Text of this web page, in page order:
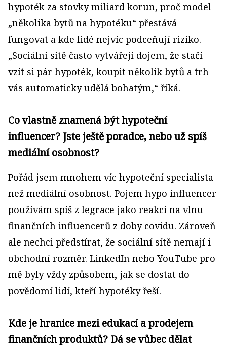
hypoték za stovky miliard korun, proč model
„několika bytů na hypotéku“ přestává
fungovat a kde lidé nejvíc podceňují riziko.
„Sociální sítě často vytvářejí dojem, že stačí
vzít si pár hypoték, koupit několik bytů a trh
vás automaticky udělá bohatým,“ říká.
Co vlastně znamená být hypoteční
influencer? Jste ještě poradce, nebo už spíš
mediální osobnost?
Pořád jsem mnohem víc hypoteční specialista
než mediální osobnost. Pojem hypo influencer
používám spíš z legrace jako reakci na vlnu
finančních influencerů z doby covidu. Zároveň
ale nechci předstírat, že sociální sítě nemají i
obchodní rozměr. LinkedIn nebo YouTube pro
mě byly vždy způsobem, jak se dostat do
povědomí lidí, kteří hypotéky řeší.
Kde je hranice mezi edukací a prodejem
finančních produktů? Dá se vůbec dělat